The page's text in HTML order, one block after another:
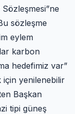
sözleşme
eylem
karbon
hedefimiz var”
için yenilenebilir
Başkan
tipi güneş